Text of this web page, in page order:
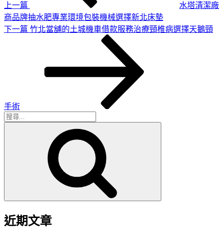
上一篇
水塔清潔廠
商品牌抽水肥專業環境包裝機械選擇新北床墊
下
下一篇 竹北當舖的土城機車借款服務治療頸椎病選擇天鵝頸
手術
搜
近期文章